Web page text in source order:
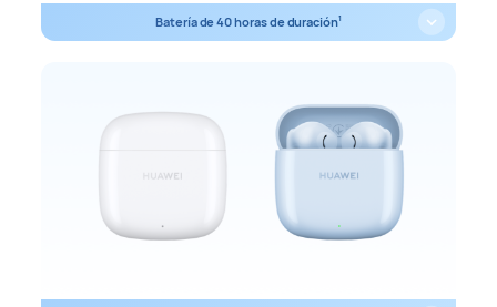
Batería de 40 horas de duración1